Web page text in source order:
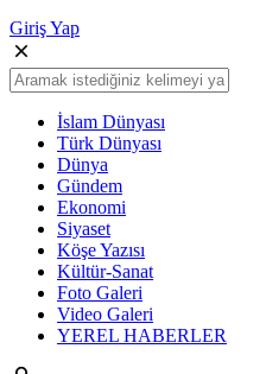
Giriş Yap
İslam Dünyası
Türk Dünyası
Dünya
Gündem
Ekonomi
Siyaset
Köşe Yazısı
Kültür-Sanat
Foto Galeri
Video Galeri
YEREL HABERLER